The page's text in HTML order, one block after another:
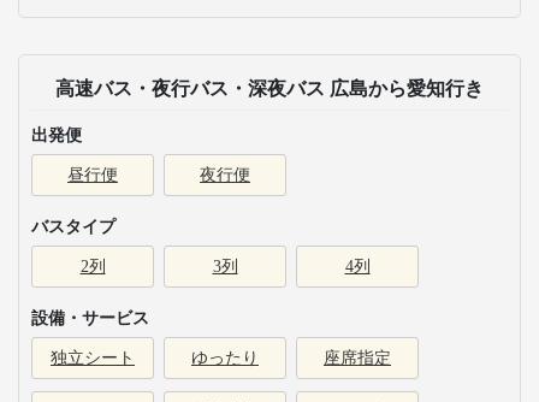
高速バス・夜行バス・深夜バス 広島から愛知行き
出発便
昼行便 夜行便
バスタイプ
2列 3列 4列
設備・サービス
独立シート ゆったり 座席指定